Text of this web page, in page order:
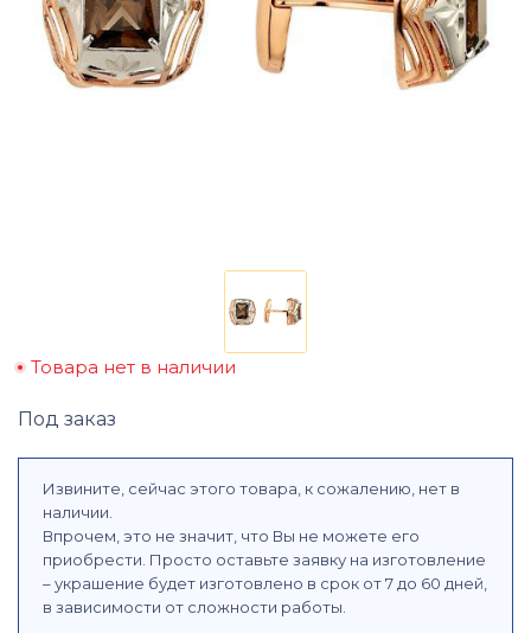
Товара нет в наличии
Под заказ
Извините, сейчас этого товара, к сожалению, нет в
наличии.
Впрочем, это не значит, что Вы не можете его
приобрести. Просто оставьте заявку на изготовление
– украшение будет изготовлено в срок от 7 до 60 дней,
в зависимости от сложности работы.